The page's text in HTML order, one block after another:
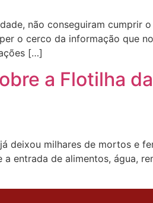
não conseguiram cumprir
o cerco da informação que
[…]
a Flotilha
deixou milhares de mortos e
entrada de alimentos, água,